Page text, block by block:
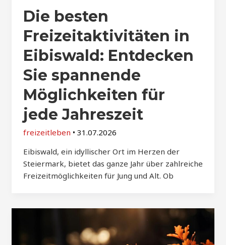
Die besten
Freizeitaktivitäten in
Eibiswald: Entdecken
Sie spannende
Möglichkeiten für
jede Jahreszeit
freizeitleben • 31.07.2026
Eibiswald, ein idyllischer Ort im Herzen der
Steiermark, bietet das ganze Jahr über zahlreiche
Freizeitmöglichkeiten für Jung und Alt. Ob